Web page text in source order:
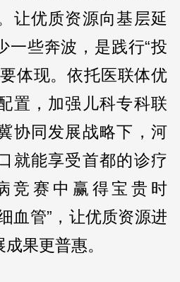
让优质资源向基层延
一些奔波，是践行“投
体现。依托医联体优
置，加强儿科专科联
协同发展战略下，河
就能享受首都的诊疗
竞赛中赢得宝贵时
管”，让优质资源进
果更普惠。